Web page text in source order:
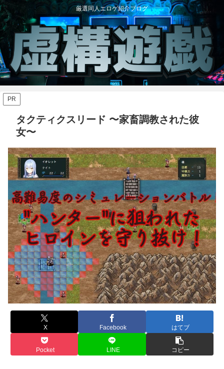
厳選同人エロゲ紹介ブログ
PR
タクティクスリード 〜家畜調教された彼
女〜
X Facebook はてブ
Pocket LINE コピー